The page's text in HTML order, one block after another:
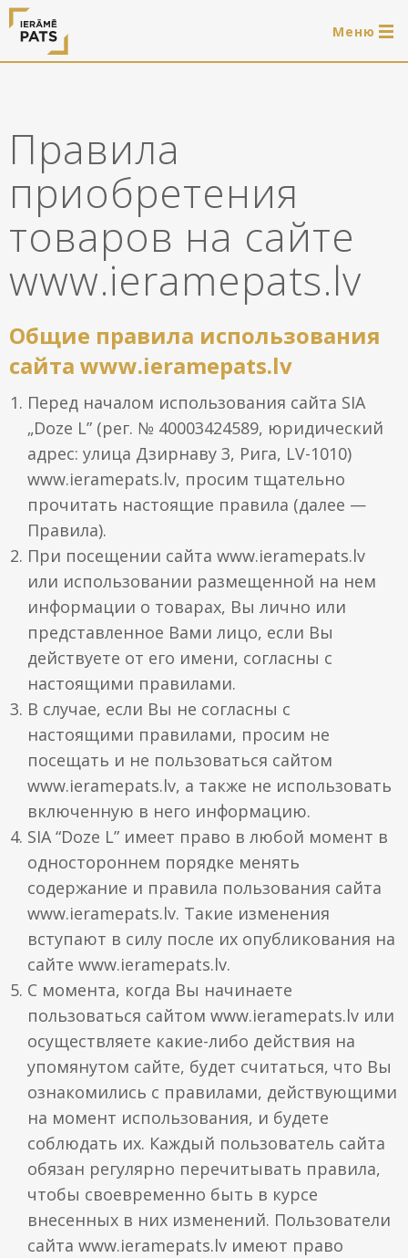
Mеню
Услуги
Обрамление
Системы для подвешивания картин
Магазин
Готовые деревянные рамы
Системы для подвешивания картин
Металлические рамы
Паспарту
Овальные рамы
Полезно
Рамы
Паспарту
Установка-видео
Как совершить покупку
О нас
Контакты
Доставка и оплата
Правила
приобретения
товаров на сайте
www.ieramepats.lv
Общие правила использования
сайта www.ieramepats.lv
Перед началом использования сайта SIA
„Doze L” (рег. № 40003424589, юридический
адрес: улица Дзирнаву 3, Рига, LV-1010)
www.ieramepats.lv, просим тщательно
прочитать настоящие правила (далее —
Правила).
При посещении сайта www.ieramepats.lv
или использовании размещенной на нем
информации о товарах, Вы лично или
представленное Вами лицо, если Вы
действуете от его имени, согласны с
настоящими правилами.
В случае, если Вы не согласны с
настоящими правилами, просим не
посещать и не пользоваться сайтом
www.ieramepats.lv, а также не использовать
включенную в него информацию.
SIA “Doze L” имеет право в любой момент в
одностороннем порядке менять
содержание и правила пользования сайта
www.ieramepats.lv. Такие изменения
вступают в силу после их опубликования на
сайте www.ieramepats.lv.
С момента, когда Вы начинаете
пользоваться сайтом www.ieramepats.lv или
осуществляете какие-либо действия на
упомянутом сайте, будет считаться, что Вы
ознакомились с правилами, действующими
на момент использования, и будете
соблюдать их. Каждый пользователь сайта
обязан регулярно перечитывать правила,
чтобы своевременно быть в курсе
внесенных в них изменений. Пользователи
сайта www.ieramepats.lv имеют право